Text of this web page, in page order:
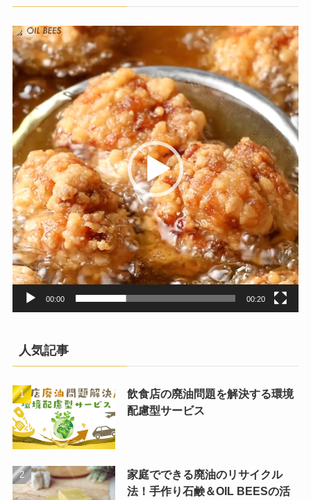
動
画
プ
レ
ー
ヤ
ー
00:00 00:20
人気記事
飲食店の廃油問題を解決する環境
配慮型サービス
家庭でできる廃油のリサイクル
法！手作り石鹸＆OIL BEESの活